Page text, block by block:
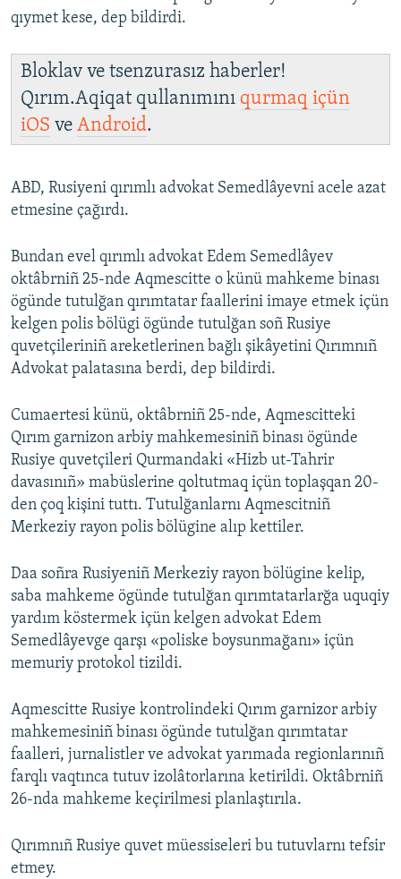
qıymet kese, dep bildirdi.
Bloklav ve tsenzurasız haberler!
Qırım.Aqiqat qullanımını qurmaq içün
iOS ve Android.
ABD, Rusiyeni qırımlı advokat Semedlâyevni acele azat
etmesine çağırdı.
Bundan evel qırımlı advokat Edem Semedlâyev
oktâbrniñ 25-nde Aqmescitte o künü mahkeme binası
ögünde tutulğan qırımtatar faallerini imaye etmek içün
kelgen polis bölügi ögünde tutulğan soñ Rusiye
quvetçileriniñ areketlerinen bağlı şikâyetini Qırımnıñ
Advokat palatasına berdi, dep bildirdi.
Cumaertesi künü, oktâbrniñ 25-nde, Aqmescitteki
Qırım garnizon arbiy mahkemesiniñ binası ögünde
Rusiye quvetçileri Qurmandaki «Hizb ut-Tahrir
davasınıñ» mabüslerine qoltutmaq içün toplaşqan 20-
den çoq kişini tuttı. Tutulğanlarnı Aqmescitniñ
Merkeziy rayon polis bölügine alıp kettiler.
Daa soñra Rusiyeniñ Merkeziy rayon bölügine kelip,
saba mahkeme ögünde tutulğan qırımtatarlarğa uquqiy
yardım köstermek içün kelgen advokat Edem
Semedlâyevge qarşı «poliske boysunmağanı» içün
memuriy protokol tizildi.
Aqmescitte Rusiye kontrolindeki Qırım garnizor arbiy
mahkemesiniñ binası ögünde tutulğan qırımtatar
faalleri, jurnalistler ve advokat yarımada regionlarınıñ
farqlı vaqtınca tutuv izolâtorlarına ketirildi. Oktâbrniñ
26-nda mahkeme keçirilmesi planlaştırıla.
Qırımnıñ Rusiye quvet müessiseleri bu tutuvlarnı tefsir
etmey.